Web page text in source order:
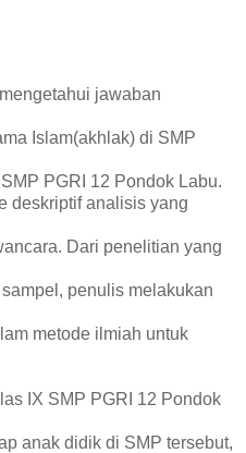
jawaban
Islam(akhlak) di SMP
PGRI 12 Pondok Labu.
deskriptif analisis yang
Dari penelitian yang
penulis melakukan
metode ilmiah untuk
IX SMP PGRI 12 Pondok
anak didik di SMP tersebut,